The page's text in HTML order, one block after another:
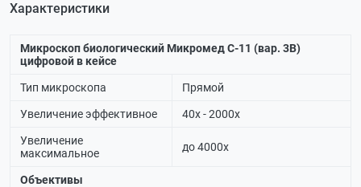
Характеристики
Микроскоп биологический Микромед С-11 (вар. 3B)
цифровой в кейсе
Тип микроскопа Прямой
Увеличение эффективное 40х - 2000х
Увеличение
максимальное
до 4000х
Объективы